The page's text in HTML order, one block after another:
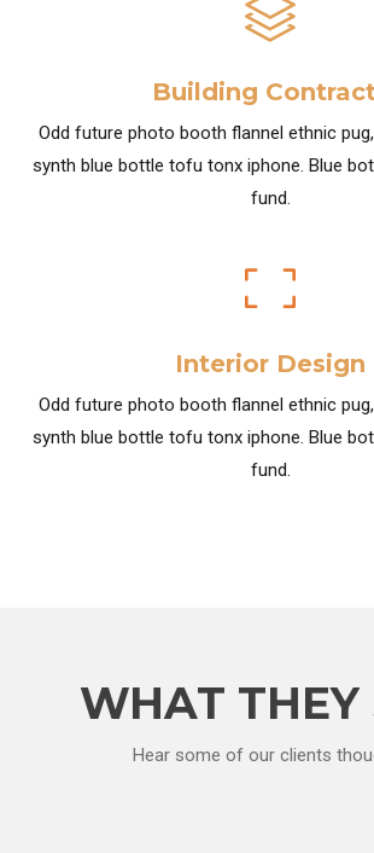
Building
Odd future photo booth flannel ethnic
synth blue bottle tofu tonx iphone. Blue
fund.
Interior Design
Odd future photo booth flannel ethnic
synth blue bottle tofu tonx iphone. Blue
fund.
WHAT THEY
Hear some of our clients